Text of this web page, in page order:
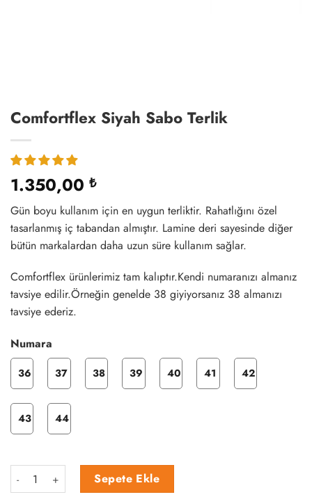
Comfortflex Siyah Sabo Terlik
1.350,00 ₺
Gün boyu kullanım için en uygun terliktir. Rahatlığını özel
tasarlanmış iç tabandan almıştır. Lamine deri sayesinde diğer
bütün markalardan daha uzun süre kullanım sağlar.
Comfortflex ürünlerimiz tam kalıptır.Kendi numaranızı almanız
tavsiye edilir.Örneğin genelde 38 giyiyorsanız 38 almanızı
tavsiye ederiz.
Numara
36 37 38 39 40 41 42
43 44
Comfortflex Siyah Sabo Terlik adet
Sepete Ekle